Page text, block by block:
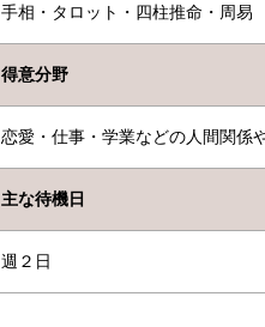
手相・タロット・四柱推命・周易
得意分野
恋愛・仕事・学業などの人間関係
主な待機日
週２日